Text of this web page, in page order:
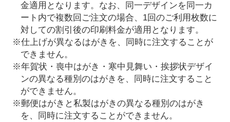
金適用となります。なお、同一デザインを同一カ
ート内で複数回ご注文の場合、1回のご利用枚数に
対しての割引後の印刷料金が適用となります。
※仕上げが異なるはがきを、同時に注文することが
できません。
※年賀状・喪中はがき・寒中見舞い・挨拶状デザイ
ンの異なる種別のはがきを、同時に注文すること
ができません。
※郵便はがきと私製はがきの異なる種別のはがき
を、同時に注文することができません。